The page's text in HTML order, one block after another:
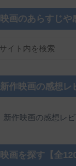
映画のあらすじや
新作映画の感想レ
新作映画の感想レ
映画を探す【全